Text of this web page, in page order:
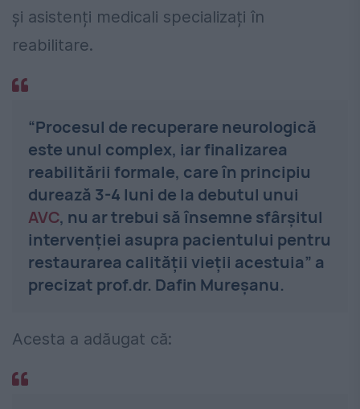
și asistenți medicali specializați în
reabilitare.
“Procesul de recuperare neurologică
este unul complex, iar finalizarea
reabilitării formale, care în principiu
durează 3-4 luni de la debutul unui
AVC, nu ar trebui să însemne sfârșitul
intervenției asupra pacientului pentru
restaurarea calității vieții acestuia” a
precizat prof.dr. Dafin Mureșanu.
Acesta a adăugat că: